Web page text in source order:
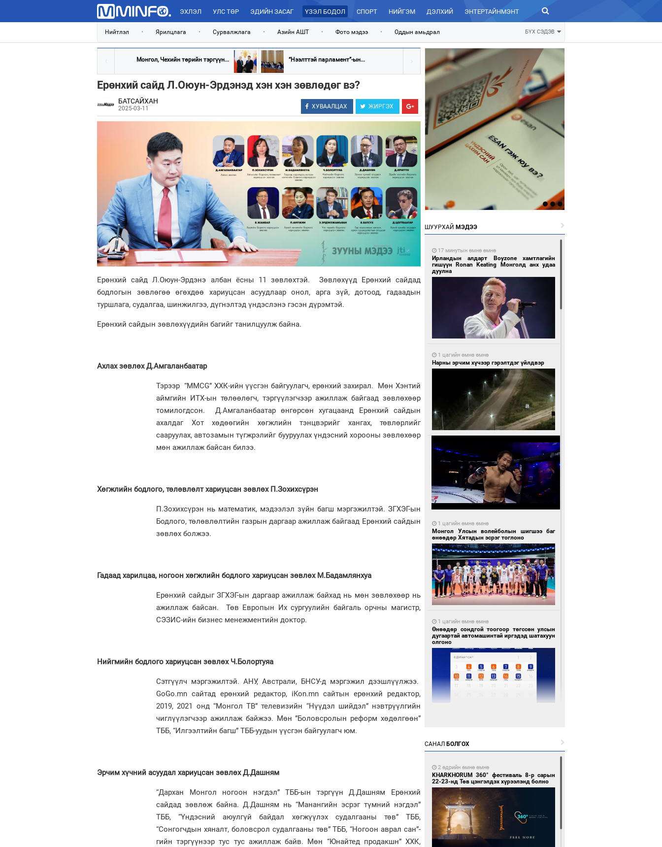
ЭХЛЭЛ УЛС ТӨР ЭДИЙН ЗАСАГ ҮЗЭЛ БОДОЛ СПОРТ НИЙГЭМ ДЭЛХИЙ ЭНТЕРТАЙНМЭНТ ЗУРХАЙ
Нийтлэл • Ярилцлага • Сурвалжлага • Азийн АШТ • Фото мэдээ • Оддын амьдрал БҮХ СЭДЭВ
Монгол, Чехийн төрийн тэргүүн... “Нээлттэй парламент”-ын...
Ерөнхий сайд Л.Оюун-Эрдэнэд хэн хэн зөвлөдөг вэ?
БАТСАЙХАН
2025-03-11 ХУВААЛЦАХ ЖИРГЭХ
Ерөнхий сайд Л.Оюун-Эрдэнэ албан ёсны 11 зөвлөхтэй. Зөвлөхүүд Ерөнхий сайдад
бодлогын зөвлөгөө өгөхдөө хариуцсан асуудлаар онол, арга зүй, дотоод, гадаадын
туршлага, судалгаа, шинжилгээ, дүгнэлтэд үндэслэнэ гэсэн дүрэмтэй.
Ерөнхий сайдын зөвлөхүүдийн багийг танилцуулж байна.
Ахлах зөвлөх Д.Амгаланбаатар
Тэрээр “MMCG” ХХК-ийн үүсгэн байгуулагч, ерөнхий захирал. Мөн Хэнтий
аймгийн ИТХ-ын төлөөлөгч, тэргүүлэгчээр ажиллаж байгаад зөвлөхөөр
томилогдсон. Д.Амгаланбаатар өнгөрсөн хугацаанд Ерөнхий сайдын
ахалдаг Хот хөдөөгийн хөгжлийн тэнцвэрийг хангах, төвлөрлийг
сааруулах, автозамын түгжрэлийг бууруулах үндэсний хорооны зөвлөхөөр
мөн ажиллаж байсан билээ.
Хөгжлийн бодлого, төлөвлөлт хариуцсан зөвлөх П.Зохихсүрэн
П.Зохихсүрэн нь математик, мэдээлэл зүйн багш мэргэжилтэй. ЗГХЭГ-ын
Бодлого, төлөвлөлтийн газрын даргаар ажиллаж байгаад Ерөнхий сайдын
зөвлөх болжээ.
Гадаад харилцаа, ногоон хөгжлийн бодлого хариуцсан зөвлөх М.Бадамлянхуа
Ерөнхий сайдыг ЗГХЭГ-ын даргаар ажиллаж байхад нь мөн зөвлөхөөр нь
ажиллаж байсан. Төв Европын Их сургуулийн байгаль орчны магистр,
СЭЗИС-ийн бизнес менежментийн доктор.
Нийгмийн бодлого хариуцсан зөвлөх Ч.Болортуяа
Сэтгүүлч мэргэжилтэй. АНУ, Австрали, БНСУ-д мэргэжил дээшлүүлжээ.
GoGo.mn сайтад ерөн­хий редактор, iKon.mn сайтын ерөнхий редактор,
2019, 2021 онд “Монгол ТВ” телевизийн “Нүүдэл шийдэл” нэвтрүүлгийн
чиглүүлэгчээр ажиллаж байжээ. Мөн ”Боловсролын реформ хөдөлгөөн”
ТББ, “Илгээлтийн багш” ТББ-уудын үүсгэн байгуулагч юм.
Эрчим хүчний асуудал хариуцсан зөвлөх Д.Дашням
“Дархан Монгол ногоон нэгдэл” ТББ-ын тэргүүн Д.Дашням Ерөнхий
сайдад зөвлөж байна. Д.Дашням нь “Манангийн эсрэг түмний нэгдэл”
ТББ, “Үндэсний аюулгүй байдал хөгжүүлэх судалгааны төв” ТББ,
“Сонгогчдын хяналт, боловсрол судалгааны төв” ТББ, “Ногоон аврал сан”-
гийн тэргүүнээр тус тус ажиллаж байв. Мөн “Юнайтед продакшн” ХХК,
ШУУРХАЙ МЭДЭЭ
17 минутын өмнө өмнө
Ирландын алдарт Boyzone хамтлагийн
гишүүн Ronan Keating Монголд анх удаа
дуулна
1 цагийн өмнө өмнө
Нарны эрчим хүчээр гэрэлтдэг үйлдвэр
1 цагийн өмнө өмнө
Монгол Улсын волейболын шигшээ баг
өнөөдөр Хятадын эсрэг тоглоно
1 цагийн өмнө өмнө
Өнөөдөр сондгой тоогоор төгссөн улсын
дугаартай автомашинтай иргэдэд шатахуун
олгоно
тэнгэрийг тахих тахилгад оролцлоо
1 цагийн өмнө өмнө
Зургаан цагаан мэнгэтэй харагчин үхэр
өдөр
САНАЛ БОЛГОХ
2 өдрийн өмнө өмнө
KHARKHORUM 360° фестиваль 8-р сарын
22-23-нд Төв цэнгэлдэх хүрээлэнд болно